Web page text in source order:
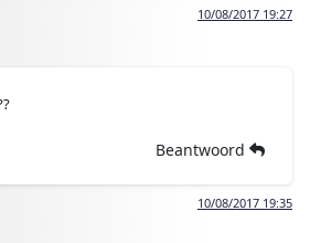
10/08/2017 19:27
Beantwoord
10/08/2017 19:35